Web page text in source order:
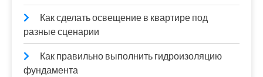
Как сделать освещение в квартире под
разные сценарии
Как правильно выполнить гидроизоляцию
фундамента